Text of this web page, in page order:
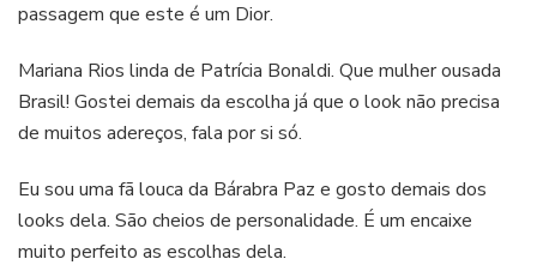
passagem que este é um Dior.
Mariana Rios linda de Patrícia Bonaldi. Que mulher ousada
Brasil! Gostei demais da escolha já que o look não precisa
de muitos adereços, fala por si só.
Eu sou uma fã louca da Bárabra Paz e gosto demais dos
looks dela. São cheios de personalidade. É um encaixe
muito perfeito as escolhas dela.